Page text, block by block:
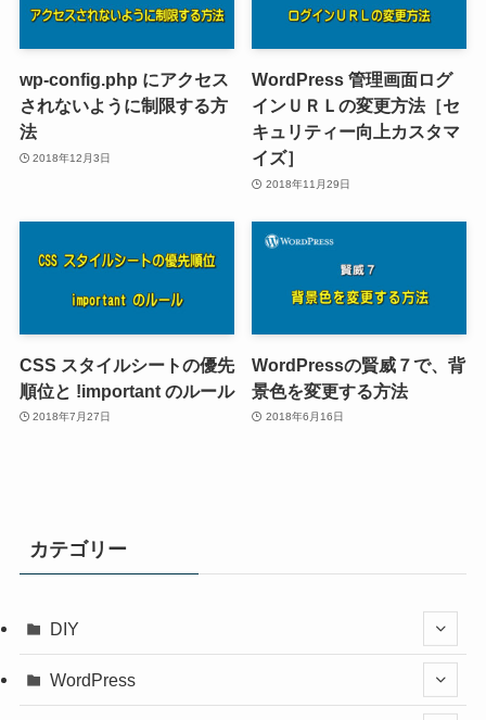
wp-config.php にアクセス
されないように制限する方
法
2018年12月3日
WordPress 管理画面ログ
インＵＲＬの変更方法［セ
キュリティー向上カスタマ
イズ］
2018年11月29日
CSS スタイルシートの優先
順位と !important のルール
2018年7月27日
WordPressの賢威７で、背
景色を変更する方法
2018年6月16日
カテゴリー
DIY
WordPress